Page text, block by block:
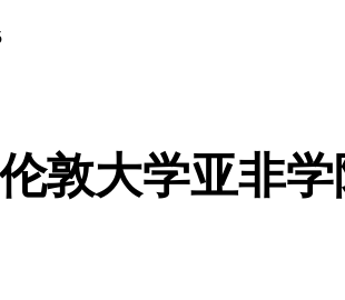
学院（非洲、
东与中东、南
科、研究生和
非研究学院是
学院学习，
敦大学亚非